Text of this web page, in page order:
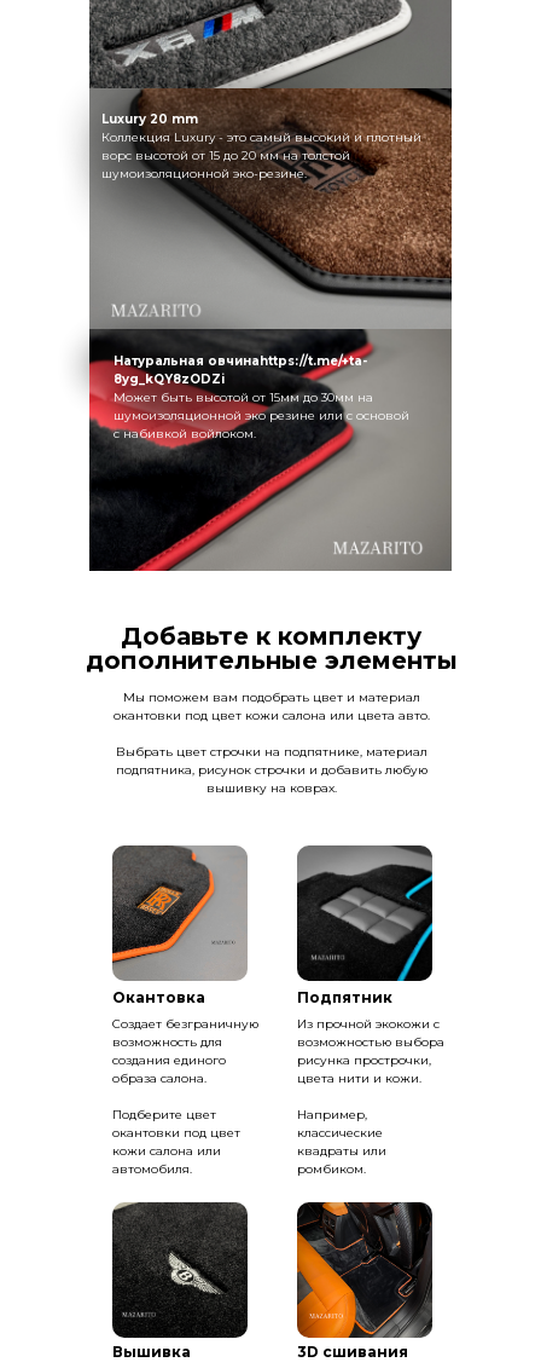
Добавьте к комплекту
дополнительные элементы
3D сшивания
Вышивка
Создает безграничную
возможность для
создания единого
образа салона.
Подберите цвет
окантовки под цвет
кожи салона или
автомобиля.
Окантовка Подпятник
Из прочной экокожи с
возможностью выбора
рисунка прострочки,
цвета нити и кожи.
Например,
классические
квадраты или
ромбиком.
Luxury 20 mm
Коллекция Luxury - это самый высокий и плотный
ворс высотой от 15 до 20 мм на толстой
шумоизоляционной эко-резине.
Натуральная овчинаhttps://t.me/+ta-
8yg_kQY8zODZi
Может быть высотой от 15мм до 30мм на
шумоизоляционной эко резине или с основой
с набивкой войлоком.
Мы поможем вам подобрать цвет и материал
окантовки под цвет кожи салона или цвета авто.
Выбрать цвет строчки на подпятнике, материал
подпятника, рисунок строчки и добавить любую
вышивку на коврах.